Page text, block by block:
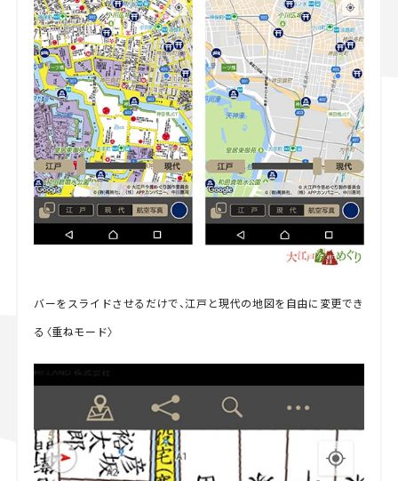
バーをスライドさせるだけで、江戸と現代の地図を自由に変更でき
る〈重ねモード〉